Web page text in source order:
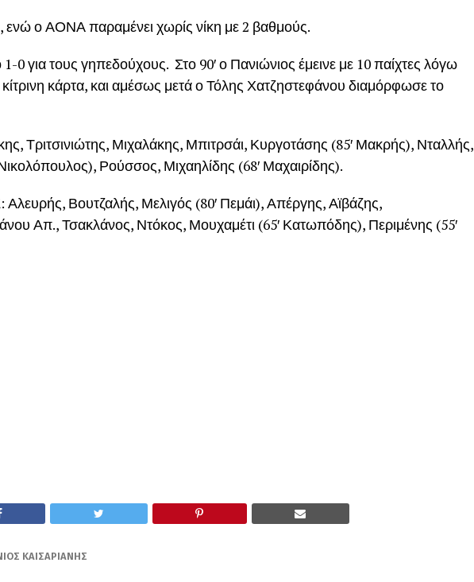
ενώ ο ΑΟΝΑ παραμένει χωρίς νίκη με 2 βαθμούς.
0 για τους γηπεδούχους. Στο 90′ ο Πανιώνιος έμεινε με 10 παίχτες λόγω
κάρτα, και αμέσως μετά ο Τόλης Χατζηστεφάνου διαμόρφωσε το
Τριτσινιώτης, Μιχαλάκης, Μπιτρσάι, Κυργοτάσης (85′ Μακρής), Νταλλής,
Ρούσσος, Μιχαηλίδης (68′ Μαχαιρίδης).
Βουτζαλής, Μελιγός (80′ Πεμάι), Απέργης, Αϊβάζης,
Απ., Τσακλάνος, Ντόκος, Μουχαμέτι (65′ Κατωπόδης), Περιμένης (55′
ΚΑΙΣΑΡΙΑΝΉΣ